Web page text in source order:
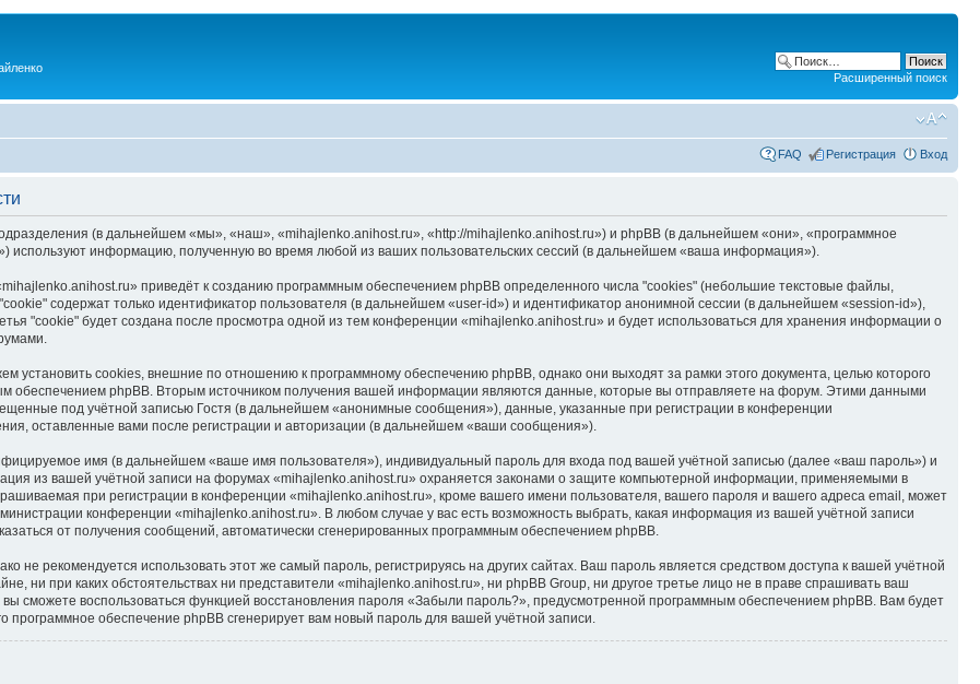
Расширенный поиск
FAQ Регистрация Вход
(в дальнейшем «мы», «наш», «mihajlenko.anihost.ru», «http://mihajlenko.anihost.ru») и phpBB (в дальнейшем «они», «программное
используют информацию, полученную во время любой из ваших пользовательских сессий (в дальнейшем «ваша информация»).
приведёт к созданию программным обеспечением phpBB определенного числа "cookies" (небольшие текстовые файлы,
содержат только идентификатор пользователя (в дальнейшем «user-id») и идентификатор анонимной сессии (в дальнейшем «session-id»),
"cookie" будет создана после просмотра одной из тем конференции «mihajlenko.anihost.ru» и будет использоваться для хранения информации о
cookies, внешние по отношению к программному обеспечению phpBB, однако они выходят за рамки этого документа, целью которого
обеспечением phpBB. Вторым источником получения вашей информации являются данные, которые вы отправляете на форум. Этими данными
под учётной записью Гостя (в дальнейшем «анонимные сообщения»), данные, указанные при регистрации в конференции
оставленные вами после регистрации и авторизации (в дальнейшем «ваши сообщения»).
имя (в дальнейшем «ваше имя пользователя»), индивидуальный пароль для входа под вашей учётной записью (далее «ваш пароль») и
из вашей учётной записи на форумах «mihajlenko.anihost.ru» охраняется законами о защите компьютерной информации, применяемыми в
при регистрации в конференции «mihajlenko.anihost.ru», кроме вашего имени пользователя, вашего пароля и вашего адреса email, может
конференции «mihajlenko.anihost.ru». В любом случае у вас есть возможность выбрать, какая информация из вашей учётной записи
от получения сообщений, автоматически сгенерированных программным обеспечением phpBB.
рекомендуется использовать этот же самый пароль, регистрируясь на других сайтах. Ваш пароль является средством доступа к вашей учётной
ни при каких обстоятельствах ни представители «mihajlenko.anihost.ru», ни phpBB Group, ни другое третье лицо не в праве спрашивать ваш
сможете воспользоваться функцией восстановления пароля «Забыли пароль?», предусмотренной программным обеспечением phpBB. Вам будет
обеспечение phpBB сгенерирует вам новый пароль для вашей учётной записи.